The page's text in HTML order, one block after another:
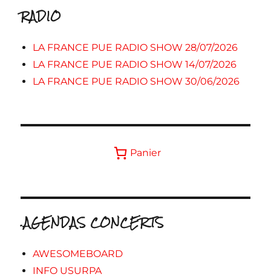
RADIO
LA FRANCE PUE RADIO SHOW 28/07/2026
LA FRANCE PUE RADIO SHOW 14/07/2026
LA FRANCE PUE RADIO SHOW 30/06/2026
Panier
.AGENDAS CONCERTS
AWESOMEBOARD
INFO USURPA